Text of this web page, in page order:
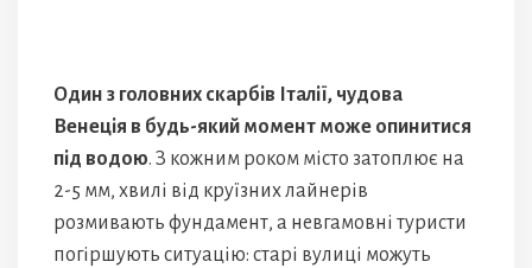
Один з головних скарбів Італії, чудова
Венеція в будь-який момент може опинитися
під водою. З кожним роком місто затоплює на
2-5 мм, хвилі від круїзних лайнерів
розмивають фундамент, а невгамовні туристи
погіршують ситуацію: старі вулиці можуть